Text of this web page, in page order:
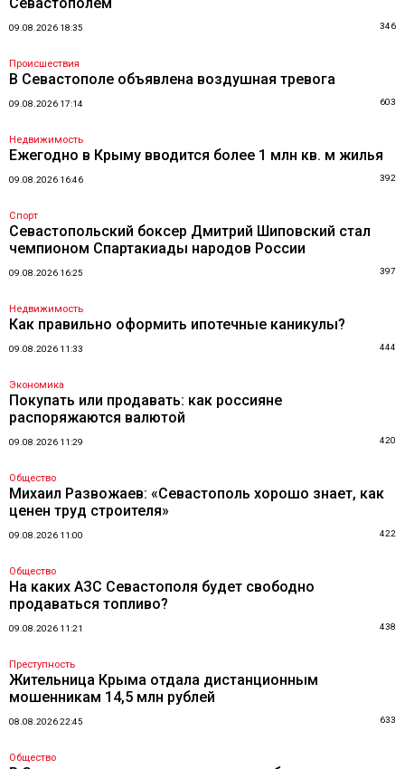
09.08.2026 18:35 346
Происшествия
В Севастополе объявлена воздушная тревога
09.08.2026 17:14 603
Недвижимость
Ежегодно в Крыму вводится более 1 млн кв. м жилья
09.08.2026 16:46 392
Спорт
Севастопольский боксер Дмитрий Шиповский стал
чемпионом Спартакиады народов России
09.08.2026 16:25 397
Недвижимость
Как правильно оформить ипотечные каникулы?
09.08.2026 11:33 444
Экономика
Покупать или продавать: как россияне
распоряжаются валютой
09.08.2026 11:29 420
Общество
Михаил Развожаев: «Севастополь хорошо знает, как
ценен труд строителя»
09.08.2026 11:00 422
Общество
На каких АЗС Севастополя будет свободно
продаваться топливо?
09.08.2026 11:21 438
Преступность
Жительница Крыма отдала дистанционным
мошенникам 14,5 млн рублей
08.08.2026 22:45 633
Общество